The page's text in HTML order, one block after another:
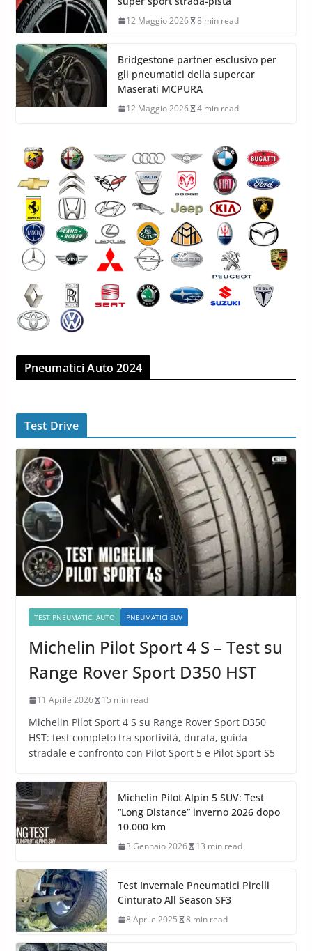
12 Maggio 2026 8 min read
Bridgestone partner esclusivo per
gli pneumatici della supercar
Maserati MCPURA
12 Maggio 2026 4 min read
Pneumatici Auto 2024
Test Drive
TEST PNEUMATICI AUTO PNEUMATICI SUV
Michelin Pilot Sport 4 S – Test su
Range Rover Sport D350 HST
11 Aprile 2026 15 min read
Michelin Pilot Sport 4 S su Range Rover Sport D350
HST: test completo tra sportività, durata, guida
stradale e confronto con Pilot Sport 5 e Pilot Sport S5
Michelin Pilot Alpin 5 SUV: Test
“Long Distance” inverno 2026 dopo
10.000 km
3 Gennaio 2026 13 min read
Test Invernale Pneumatici Pirelli
Cinturato All Season SF3
8 Aprile 2025 8 min read